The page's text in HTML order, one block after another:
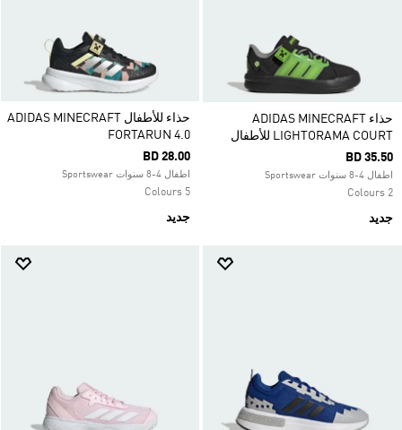
حذاء ADIDAS MINECRAFT
LIGHTORAMA COURT للأطفال
BD 35.50
اطفال 4-8 سنوات Sportswear
2 Colours
جديد
حذاء للأطفال ADIDAS MINECRAFT
FORTARUN 4.0
BD 28.00
اطفال 4-8 سنوات Sportswear
5 Colours
جديد